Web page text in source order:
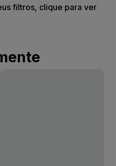
filtros, clique para ver